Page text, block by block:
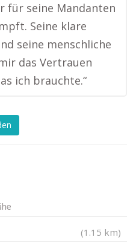
für seine Mandanten
Seine klare
seine menschliche
das Vertrauen
ich brauchte.“
(1.15 km)